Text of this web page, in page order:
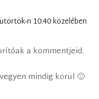
n 10:40 közelében
a kommentjeid.
mindig körül 🙂